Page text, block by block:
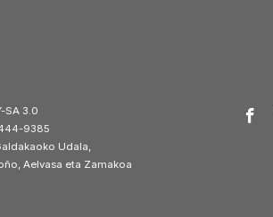
SA 3.0
9385
Udala,
Aelvasa eta Zamakoa